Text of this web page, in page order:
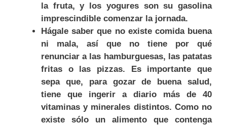
la fruta, y los yogures son su gasolina
imprescindible comenzar la jornada.
Hágale saber que no existe comida buena
ni mala, así que no tiene por qué
renunciar a las hamburguesas, las patatas
fritas o las pizzas. Es importante que
sepa que, para gozar de buena salud,
tiene que ingerir a diario más de 40
vitaminas y minerales distintos. Como no
existe sólo un alimento que contenga